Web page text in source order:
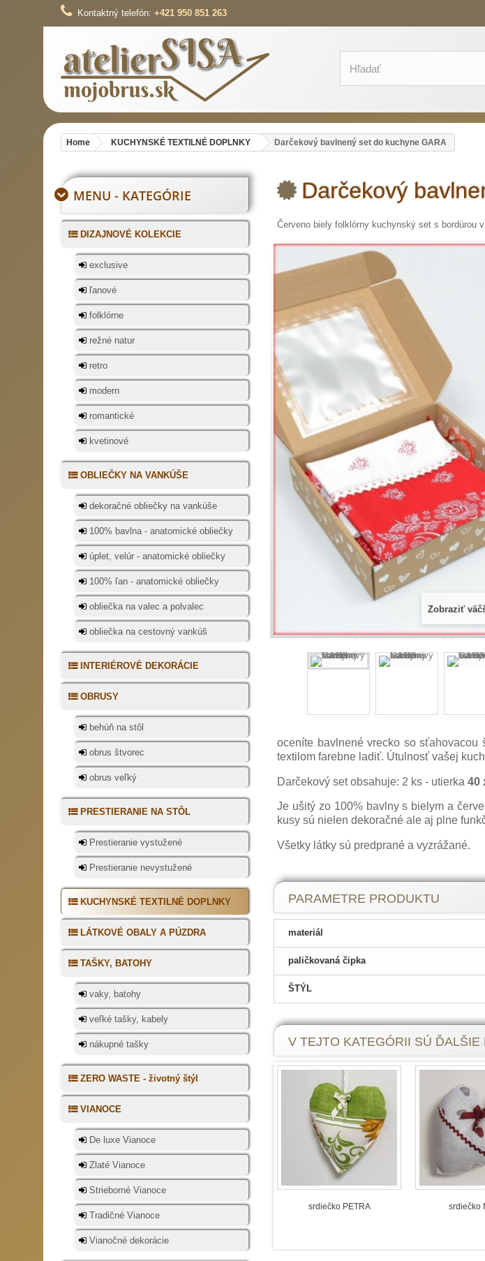
Kontaktný telefón: +421 950 851 263
Home KUCHYNSKÉ TEXTILNÉ DOPLNKY Darčekový bavlnený set do kuchyne GARA
MENU - KATEGÓRIE
DIZAJNOVÉ KOLEKCIE
exclusive
ľanové
folklórne
režné natur
retro
modern
romantické
kvetinové
OBLIEČKY NA VANKÚŠE
dekoračné obliečky na vankúše
100% bavlna - anatomické obliečky
úplet, velúr - anatomické obliečky
100% ľan - anatomické obliečky
obliečka na valec a polvalec
obliečka na cestovný vankúš
INTERIÉROVÉ DEKORÁCIE
OBRUSY
behúň na stôl
obrus štvorec
obrus veľký
PRESTIERANIE NA STÔL
Prestieranie vystužené
Prestieranie nevystužené
KUCHYNSKÉ TEXTILNÉ DOPLNKY
LÁTKOVÉ OBALY A PÚZDRA
TAŠKY, BATOHY
vaky, batohy
veľké tašky, kabely
nákupné tašky
ZERO WASTE - životný štýl
VIANOCE
De luxe Vianoce
Zlaté Vianoce
Strieborné Vianoce
Tradičné Vianoce
Vianočné dekorácie
Darčekový
Červeno biely folklórny kuchynský set s bordúrou
Zobraziť
oceníte bavlnené vrecko so sťahovacou
textilom farebne ladiť. Útulnosť vašej
Darčekový set obsahuje: 2 ks - utierka 40
Je ušitý zo 100% bavlny s bielym a
kusy sú nielen dekoračné ale aj plne
Všetky látky sú predprané a vyzrážané.
PARAMETRE PRODUKTU
materiál
paličkovaná čipka
ŠTÝL
V TEJTO KATEGÓRII SÚ
srdiečko PETRA srdiečko